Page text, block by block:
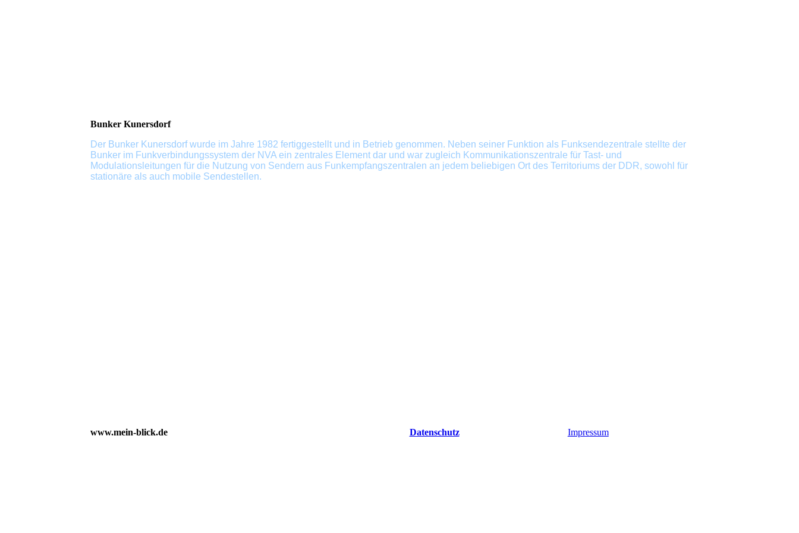
Bunker Kunersdorf
Der Bunker Kunersdorf wurde im Jahre 1982 fertiggestellt und in Betrieb genommen. Neben seiner Funktion als Funksendezentrale stellte der
Bunker im Funkverbindungssystem der NVA ein zentrales Element dar und war zugleich Kommunikationszentrale für Tast- und
Modulationsleitungen für die Nutzung von Sendern aus Funkempfangszentralen an jedem beliebigen Ort des Territoriums der DDR, sowohl für
stationäre als auch mobile Sendestellen.
www.mein-blick.de Datenschutz Impressum